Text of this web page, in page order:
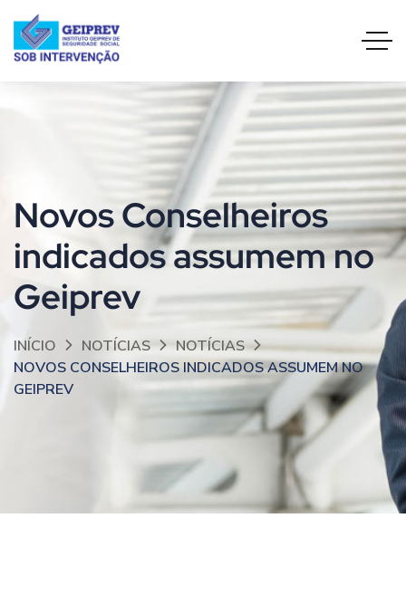
Novos Conselheiros
indicados assumem no
Geiprev
INÍCIO NOTÍCIAS
NOTÍCIAS
NOVOS CONSELHEIROS INDICADOS ASSUMEM NO
GEIPREV